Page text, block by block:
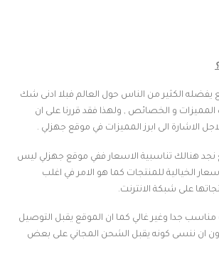
يفضله الكثير من الناس حول العالم فبلا ادنى شك
و الخصائص , ولهذا فقد قررنا على ان
الاشارة الى ابرز المميزات في موقع جهزلي .
نجد هنالك تناسبية الاسعار ففي موقع جهزلي ليس
الخيالية للمنتجات كما هو الامر في اغلب
على شبكة الانترنت.
جدا وغير غالي كما ان الموقع يقبل التوصيل
ان ننسى كونه يقبل الشحن المجاني على بعض